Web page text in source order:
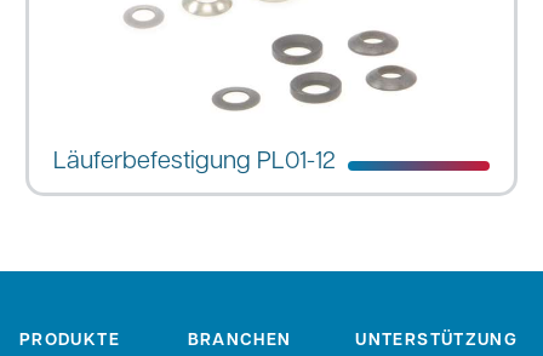
Läuferbefestigung PL01-12
PRODUKTE BRANCHEN UNTERSTÜTZUNG